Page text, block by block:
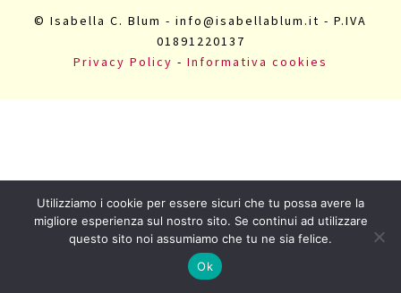
© Isabella C. Blum - info@isabellablum.it - P.IVA
01891220137
Privacy Policy - Informativa cookies
Utilizziamo i cookie per essere sicuri che tu possa avere la
migliore esperienza sul nostro sito. Se continui ad utilizzare
questo sito noi assumiamo che tu ne sia felice.
Ok